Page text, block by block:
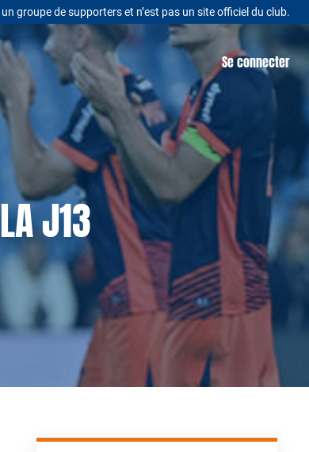
groupe de supporters et n’est pas un site officiel du club.
Se connecter
J13